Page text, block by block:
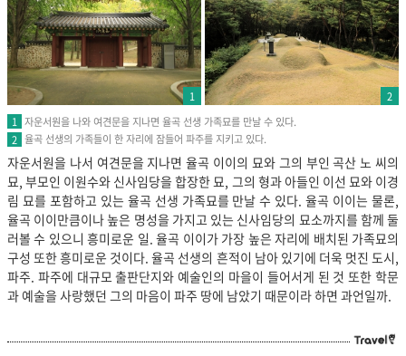
1
2
1 자운서원을 나와 여견문을 지나면 율곡 선생 가족묘를 만날 수 있다.
2 율곡 선생의 가족들이 한 자리에 잠들어 파주를 지키고 있다.
자운서원을 나서 여견문을 지나면 율곡 이이의 묘와 그의 부인 곡산 노 씨의
묘, 부모인 이원수와 신사임당을 합장한 묘, 그의 형과 아들인 이선 묘와 이경
림 묘를 포함하고 있는 율곡 선생 가족묘를 만날 수 있다. 율곡 이이는 물론,
율곡 이이만큼이나 높은 명성을 가지고 있는 신사임당의 묘소까지를 함께 둘
러볼 수 있으니 흥미로운 일. 율곡 이이가 가장 높은 자리에 배치된 가족묘의
구성 또한 흥미로운 것이다. 율곡 선생의 흔적이 남아 있기에 더욱 멋진 도시,
파주. 파주에 대규모 출판단지와 예술인의 마을이 들어서게 된 것 또한 학문
과 예술을 사랑했던 그의 마음이 파주 땅에 남았기 때문이라 하면 과언일까.